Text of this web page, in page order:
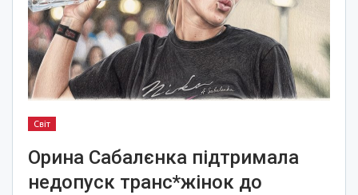
Світ
Орина Сабалєнка підтримала
недопуск транс*жінок до